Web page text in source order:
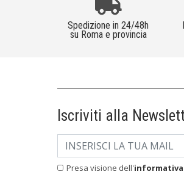
Spedizione in 24/48h
su Roma e provincia
Iscriviti alla
Presa visione dell'informativa